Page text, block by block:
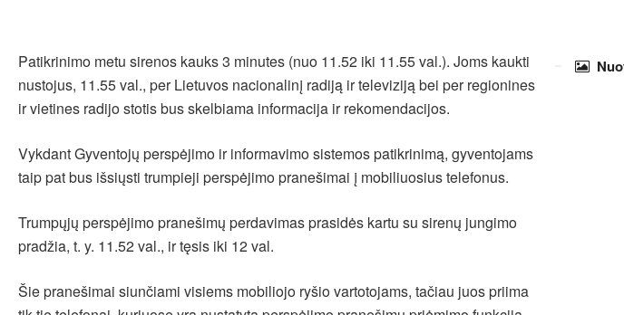
Patikrinimo metu sirenos kauks 3 minutes (nuo 11.52 iki 11.55 val.). Joms kaukti
nustojus, 11.55 val., per Lietuvos nacionalinį radiją ir televiziją bei per regionines
ir vietines radijo stotis bus skelbiama informacija ir rekomendacijos.
Vykdant Gyventojų perspėjimo ir informavimo sistemos patikrinimą, gyventojams
taip pat bus išsiųsti trumpieji perspėjimo pranešimai į mobiliuosius telefonus.
Trumpųjų perspėjimo pranešimų perdavimas prasidės kartu su sirenų jungimo
pradžia, t. y. 11.52 val., ir tęsis iki 12 val.
Šie pranešimai siunčiami visiems mobiliojo ryšio vartotojams, tačiau juos priima